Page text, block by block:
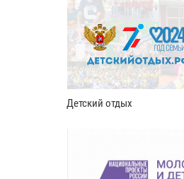
Детский отдых